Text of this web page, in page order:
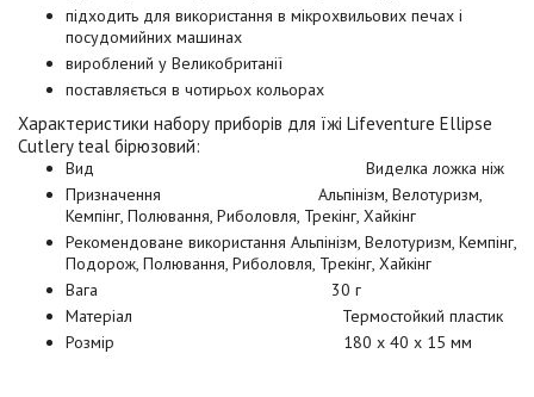
підходить для використання в мікрохвильових печах і
посудомийних машинах
вироблений у Великобританії
поставляється в чотирьох кольорах
Характеристики набору приборів для їжі Lifeventure Ellipse
Cutlery teal бірюзовий:
Вид
Виделка ложка ніж
Призначення
Альпінізм, Велотуризм,
Кемпінг, Полювання, Риболовля, Трекінг, Хайкінг
Рекомендоване використання Альпінізм, Велотуризм, Кемпінг,
Подорож, Полювання, Риболовля, Трекінг, Хайкінг
Вага
30 г
Матеріал
Термостойкий пластик
Розмір
180 x 40 x 15 мм